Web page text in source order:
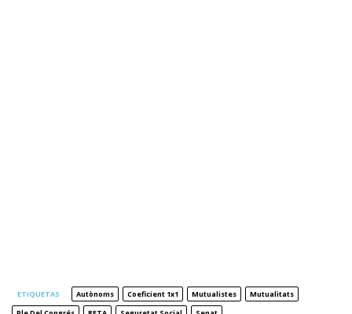
ETIQUETAS Autònoms Coeficient 1x1 Mutualistes
Mutualitats